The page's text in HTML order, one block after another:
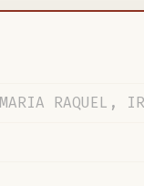
RAQUEL,